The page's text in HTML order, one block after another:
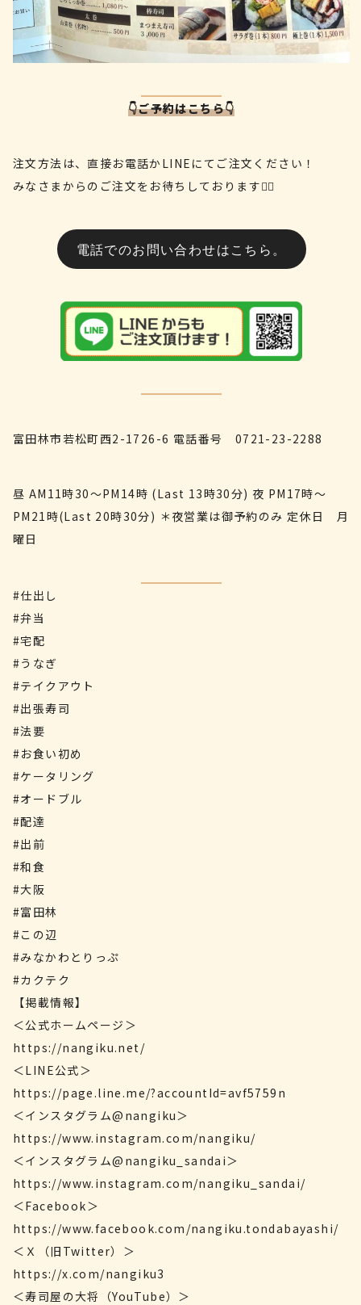
👇ご予約はこちら👇
注文方法は、直接お電話かLINEにてご注文ください！
みなさまからのご注文をお待ちしております🙇‍♂️
電話でのお問い合わせはこちら。
富田林市若松町西2-1726-6 電話番号 0721-23-2288
昼 AM11時30〜PM14時 (Last 13時30分) 夜 PM17時〜
PM21時(Last 20時30分) ＊夜営業は御予約のみ 定休日 月
曜日
#仕出し
#弁当
#宅配
#うなぎ
#テイクアウト
#出張寿司
#法要
#お食い初め
#ケータリング
#オードブル
#配達
#出前
#和食
#大阪
#富田林
#この辺
#みなかわとりっぷ
#カクテク
【掲載情報】
＜公式ホームページ＞
https://nangiku.net/
＜LINE公式＞
https://page.line.me/?accountId=avf5759n
＜インスタグラム@nangiku＞
https://www.instagram.com/nangiku/
＜インスタグラム@nangiku_sandai＞
https://www.instagram.com/nangiku_sandai/
＜Facebook＞
https://www.facebook.com/nangiku.tondabayashi/
＜Ｘ（旧Twitter）＞
https://x.com/nangiku3
＜寿司屋の大将（YouTube）＞